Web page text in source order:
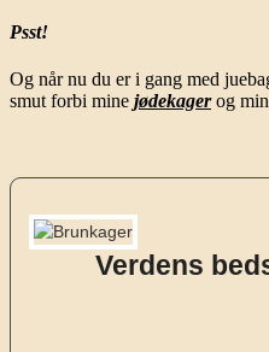
Psst!
Og når nu du er i gang med
smut forbi mine jødekagerog
Verdens